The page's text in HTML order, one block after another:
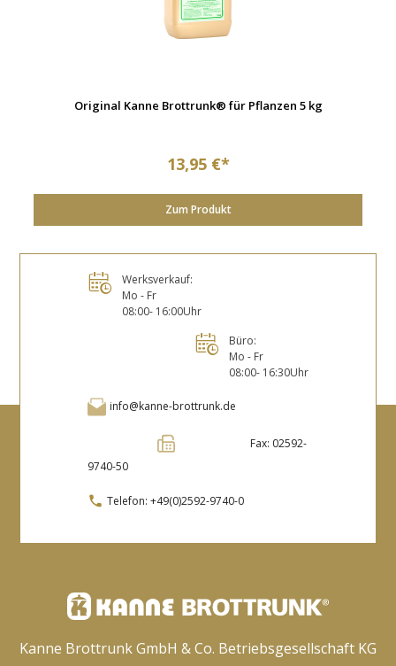
Original Kanne Brottrunk® für Pflanzen 5 kg
13,95 €*
Zum Produkt
Werksverkauf:
Mo - Fr
08:00- 16:00Uhr
info@kanne-brottrunk.de
Fax: 02592-
9740-50
Telefon: +49(0)2592-9740-0
Büro:
Mo - Fr
08:00- 16:30Uhr
Kanne Brottrunk GmbH & Co. Betriebsgesellschaft KG